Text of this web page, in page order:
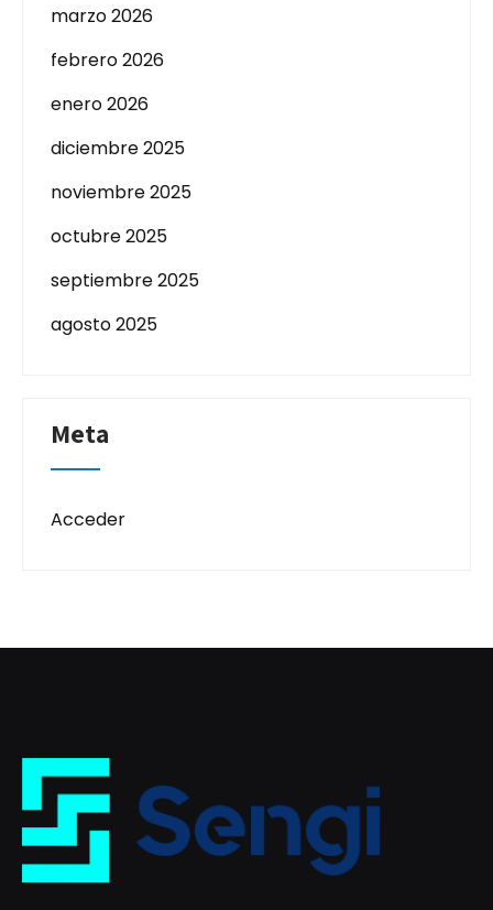
marzo 2026
febrero 2026
enero 2026
diciembre 2025
noviembre 2025
octubre 2025
septiembre 2025
agosto 2025
Meta
Acceder